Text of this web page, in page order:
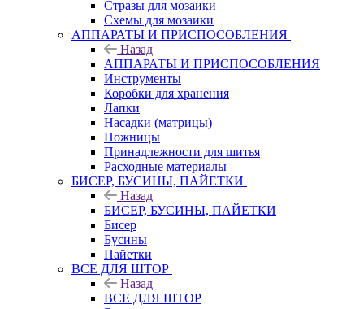
Стразы для мозаики
Схемы для мозаики
АППАРАТЫ И ПРИСПОСОБЛЕНИЯ
Назад
АППАРАТЫ И ПРИСПОСОБЛЕНИЯ
Инструменты
Коробки для хранения
Лапки
Насадки (матрицы)
Ножницы
Принадлежности для шитья
Расходные материалы
БИСЕР, БУСИНЫ, ПАЙЕТКИ
Назад
БИСЕР, БУСИНЫ, ПАЙЕТКИ
Бисер
Бусины
Пайетки
ВСЕ ДЛЯ ШТОР
Назад
ВСЕ ДЛЯ ШТОР